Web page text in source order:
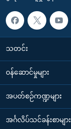
သတင်း
၀န်ဆောင်မှုများ
အပတ်စဉ်ကဏ္ဍများ
အင်္ဂလိပ်သင်ခန်းစာများ